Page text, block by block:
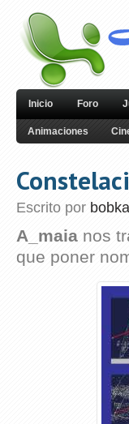
Inicio Foro
Animaciones
Escrito por
A_maia nos
que poner